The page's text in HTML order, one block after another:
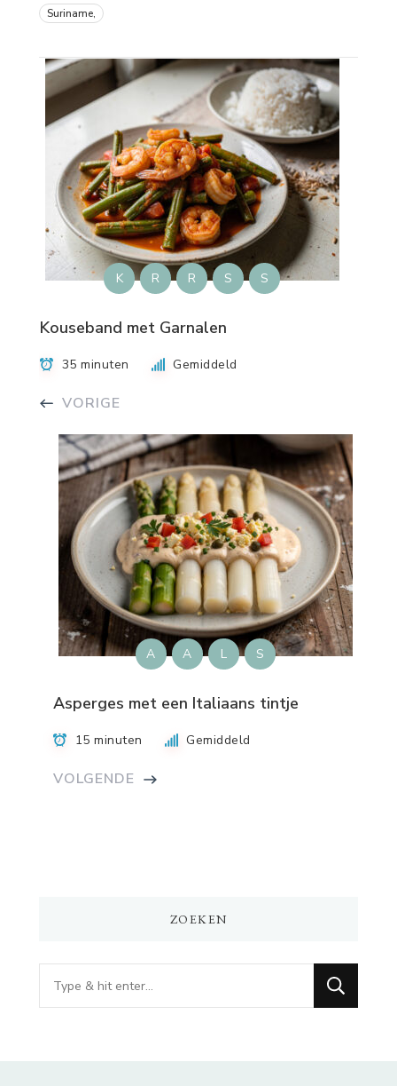
Suriname,
K R R S S
Kouseband met Garnalen
35 minuten Gemiddeld
VORIGE
A A L S
Asperges met een Italiaans tintje
15 minuten Gemiddeld
VOLGENDE
ZOEKEN
Op
zoek